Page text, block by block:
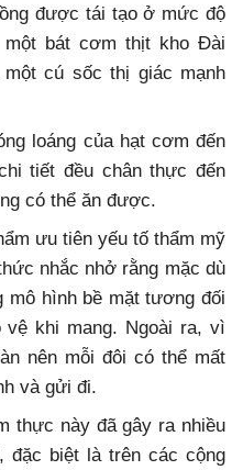
được tái tạo ở mức độ
bát cơm thịt kho Đài
cú sốc thị giác mạnh
loáng của hạt cơm đến
tiết đều chân thực đến
có thể ăn được.
ưu tiên yếu tố thẩm mỹ
nhắc nhở rằng mặc dù
mô hình bề mặt tương đối
vệ khi mang. Ngoài ra, vì
nên mỗi đôi có thể mất
và gửi đi.
thực này đã gây ra nhiều
đặc biệt là trên các cộng